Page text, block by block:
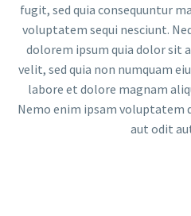
fugit, sed quia consequuntur
voluptatem sequi nesciunt.
dolorem ipsum quia dolor sit
velit, sed quia non numquam
labore et dolore magnam
Nemo enim ipsam voluptatem
aut odit